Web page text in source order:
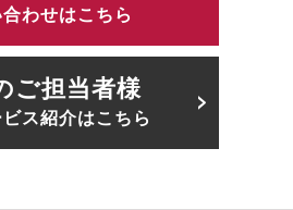
わせはこちら
ご担当者様
ス紹介はこちら